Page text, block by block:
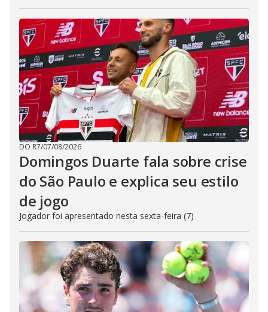
DO R7/07/08/2026
Domingos Duarte fala sobre crise
do São Paulo e explica seu estilo
de jogo
Jogador foi apresentado nesta sexta-feira (7)